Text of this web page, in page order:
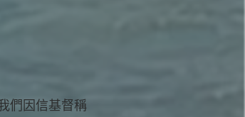
們因信基督稱